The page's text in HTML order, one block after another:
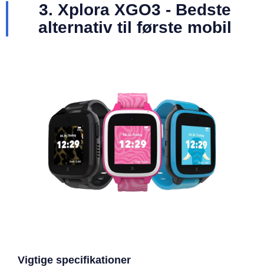
3. Xplora XGO3 - Bedste
alternativ til første mobil
Vigtige specifikationer